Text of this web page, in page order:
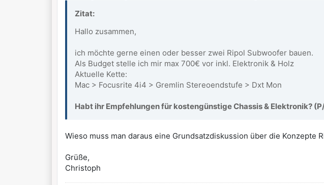
Zitat:
Hallo zusammen,
ich möchte gerne einen oder besser zwei Ripol Subwoofer bauen.
Als Budget stelle ich mir max 700€ vor inkl. Elektronik & Holz
Aktuelle Kette:
Mac > Focusrite 4i4 > Gremlin Stereoendstufe > Dxt Mon
Habt ihr Empfehlungen für kostengünstige Chassis & Elektronik?
Wieso muss man daraus eine Grundsatzdiskussion über die Konzepte
Grüße,
Christoph